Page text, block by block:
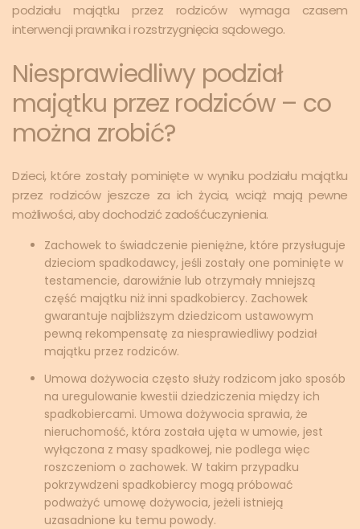
podziału majątku przez rodziców wymaga czasem
interwencji prawnika i rozstrzygnięcia sądowego.
Niesprawiedliwy podział
majątku przez rodziców – co
można zrobić?
Dzieci, które zostały pominięte w wyniku podziału majątku
przez rodziców jeszcze za ich życia, wciąż mają pewne
możliwości, aby dochodzić zadośćuczynienia.
Zachowek to świadczenie pieniężne, które przysługuje
dzieciom spadkodawcy, jeśli zostały one pominięte w
testamencie, darowiźnie lub otrzymały mniejszą
część majątku niż inni spadkobiercy. Zachowek
gwarantuje najbliższym dziedzicom ustawowym
pewną rekompensatę za niesprawiedliwy podział
majątku przez rodziców.
Umowa dożywocia często służy rodzicom jako sposób
na uregulowanie kwestii dziedziczenia między ich
spadkobiercami. Umowa dożywocia sprawia, że
nieruchomość, która została ujęta w umowie, jest
wyłączona z masy spadkowej, nie podlega więc
roszczeniom o zachowek. W takim przypadku
pokrzywdzeni spadkobiercy mogą próbować
podważyć umowę dożywocia, jeżeli istnieją
uzasadnione ku temu powody.